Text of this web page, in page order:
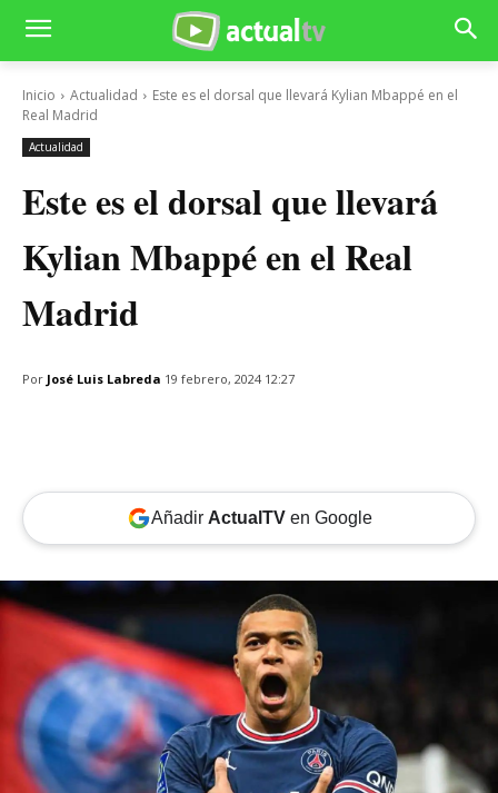
Inicio Actualidad
Este es el dorsal que llevará Kylian Mbappé en el
Real Madrid
Actualidad
Este es el dorsal que llevará
Kylian Mbappé en el Real
Madrid
Por José Luis Labreda 19 febrero, 2024 12:27
Añadir ActualTVen Google